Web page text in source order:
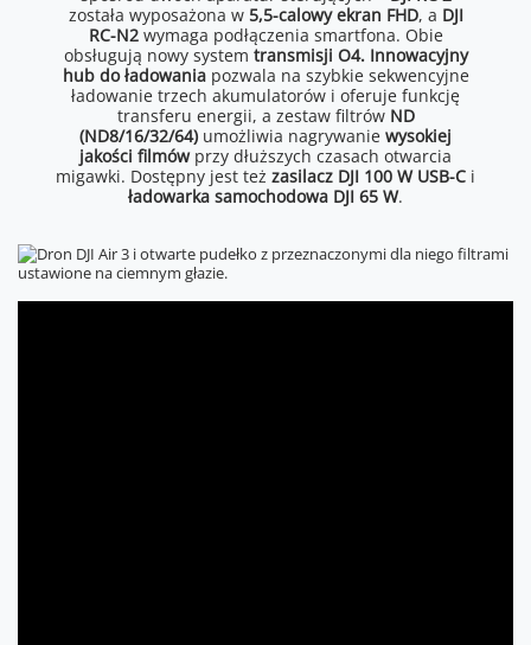
została wyposażona w 5,5-calowy ekran FHD, a DJI
RC-N2wymaga podłączenia smartfona. Obie
obsługują nowy system transmisji O4. Innowacyjny
hub do ładowaniapozwala na szybkie sekwencyjne
ładowanie trzech akumulatorów i oferuje funkcję
transferu energii, a zestaw filtrów ND
(ND8/16/32/64) umożliwia nagrywanie wysokiej
jakości filmówprzy dłuższych czasach otwarcia
migawki. Dostępny jest też zasilacz DJI 100 W USB-C i
ładowarka samochodowa DJI 65 W.